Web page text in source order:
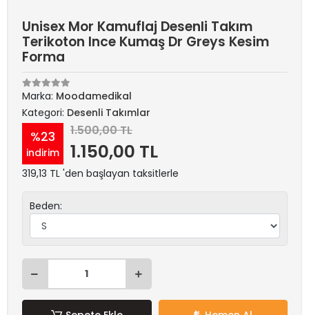
Unisex Mor Kamuflaj Desenli Takım
Terikoton Ince Kumaş Dr Greys Kesim
Forma
Marka: Moodamedikal
Kategori: Desenli Takımlar
%23
indirim
1.500,00 TL
1.150,00 TL
319,13 TL 'den başlayan taksitlerle
Beden: